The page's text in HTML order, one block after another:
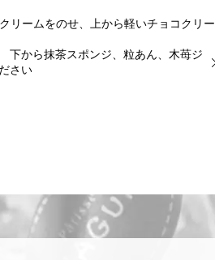
ームをのせ、上から軽いチョコクリー
ら抹茶スポンジ、粒あん、木苺ジ
しください